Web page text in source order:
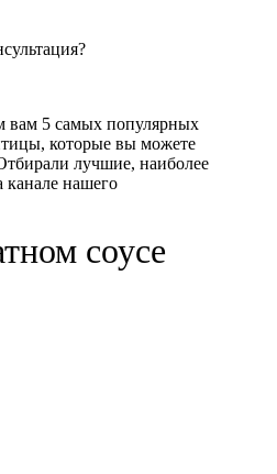
вам 5 самых популярных
которые вы можете
лучшие, наиболее
канале нашего
соусе